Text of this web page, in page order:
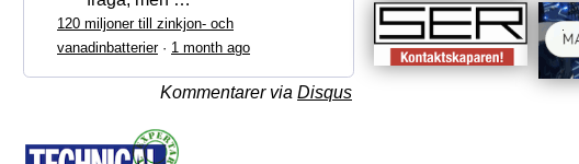
120 miljoner till zinkjon- och
vanadinbatterier· 1 month ago
Kommentarer via Disqus